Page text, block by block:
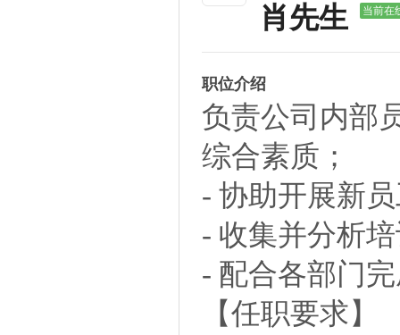
肖先生
当前在
职位介绍
负责公司内部
综合素质；
- 协助开展新
- 收集并分析
- 配合各部门
【任职要求】